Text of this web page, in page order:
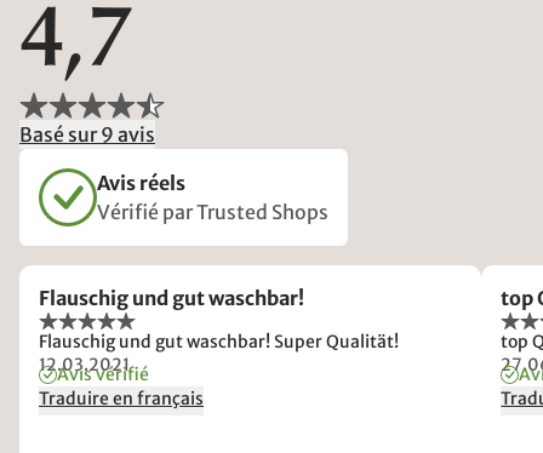
4,7
Basé sur 9 avis
Avis réels
Vérifié par Trusted Shops
Flauschig und gut waschbar!
Flauschig und gut waschbar! Super Qualität!
12.03.2021
Avis vérifié
Traduire en français
top
top